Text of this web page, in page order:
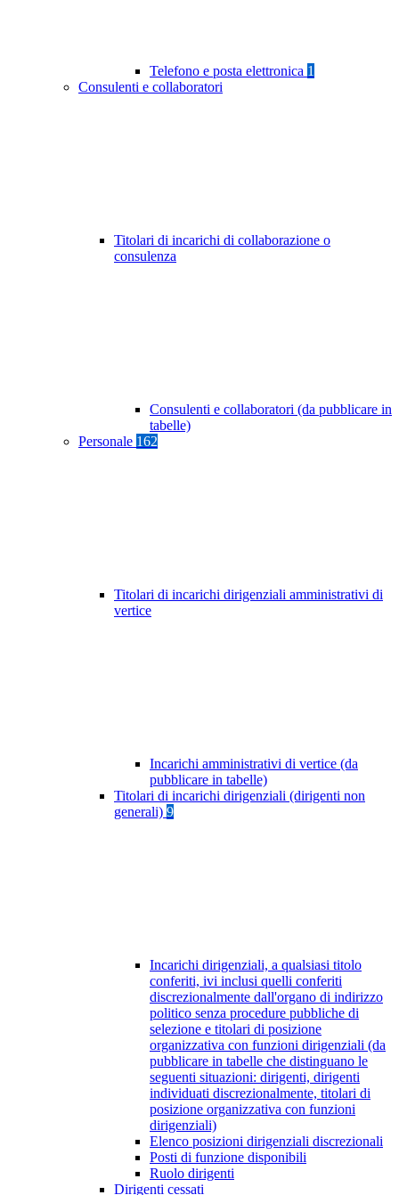
Telefono e posta elettronica 1
Consulenti e collaboratori
Titolari di incarichi di collaborazione o
consulenza
Consulenti e collaboratori (da pubblicare in
tabelle)
Personale 162
Titolari di incarichi dirigenziali amministrativi di
vertice
Incarichi amministrativi di vertice (da
pubblicare in tabelle)
Titolari di incarichi dirigenziali (dirigenti non
generali) 9
Incarichi dirigenziali, a qualsiasi titolo
conferiti, ivi inclusi quelli conferiti
discrezionalmente dall'organo di indirizzo
politico senza procedure pubbliche di
selezione e titolari di posizione
organizzativa con funzioni dirigenziali (da
pubblicare in tabelle che distinguano le
seguenti situazioni: dirigenti, dirigenti
individuati discrezionalmente, titolari di
posizione organizzativa con funzioni
dirigenziali)
Elenco posizioni dirigenziali discrezionali
Posti di funzione disponibili
Ruolo dirigenti
Dirigenti cessati